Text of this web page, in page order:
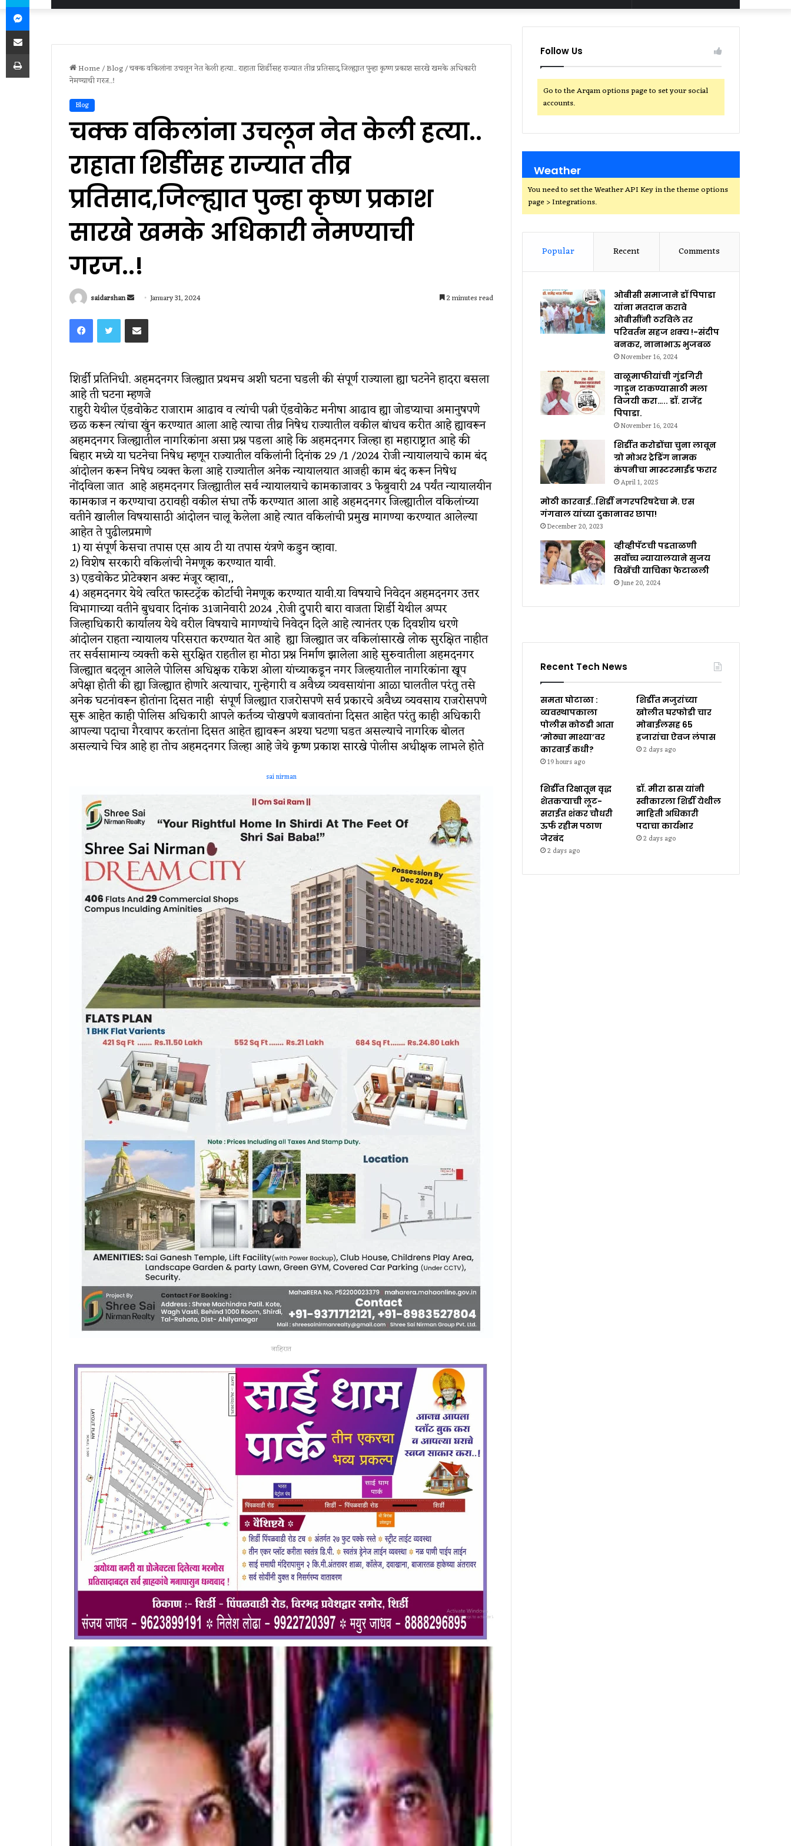
for
Home/Blog/चक्क वकिलांना उचलून नेत केली हत्या.. राहाता शिर्डीसह राज्यात तीव्र प्रतिसाद,जिल्ह्यात पुन्हा कृष्ण प्रकाश सारखे खमके अधिकारी
नेमण्याची गरज..!
Blog
चक्क वकिलांना उचलून नेत केली हत्या..
राहाता शिर्डीसह राज्यात तीव्र
प्रतिसाद,जिल्ह्यात पुन्हा कृष्ण प्रकाश
सारखे खमके अधिकारी नेमण्याची
गरज..!
saidarshan
Send
email
January 31, 2024 2 minutes read
FacebookTwitter Share via Email
शिर्डी प्रतिनिधी. अहमदनगर जिल्ह्यात प्रथमच अशी घटना घडली की संपूर्ण राज्याला ह्या घटनेने हादरा बसला
आहे ती घटना म्हणजे
राहुरी येथील ऍडवोकेट राजाराम आढाव व त्यांची पत्नी ऍडवोकेट मनीषा आढाव ह्या जोडप्याचा अमानुषपणे
छळ करून त्यांचा खुंन करण्यात आला आहे त्याचा तीव्र निषेध राज्यातील वकील बांधव करीत आहे ह्यावरून
अहमदनगर जिल्ह्यातील नागरिकांना असा प्रश्न पडला आहे कि अहमदनगर जिल्हा हा महाराष्ट्रात आहे की
बिहार मध्ये या घटनेचा निषेध म्हणून राज्यातील वकिलांनी दिनांक 29 /1 /2024 रोजी न्यायालयाचे काम बंद
आंदोलन करून निषेध व्यक्त केला आहे राज्यातील अनेक न्यायालयात आजही काम बंद करून निषेध
नोंदविला जात आहे अहमदनगर जिल्ह्यातील सर्व न्यायालयाचे कामकाजावर 3 फेब्रुवारी 24 पर्यंत न्यायालयीन
कामकाज न करण्याचा ठरावही वकील संघा तर्फे करण्यात आला आहे अहमदनगर जिल्ह्यातील वकिलांच्या
वतीने खालील विषयासाठी आंदोलन चालू केलेला आहे त्यात वकिलांची प्रमुख मागण्या करण्यात आलेल्या
आहेत ते पुढीलप्रमाणे
1) या संपूर्ण केसचा तपास एस आय टी या तपास यंत्रणे कडुन व्हावा.
2) विशेष सरकारी वकिलांची नेमणूक करण्यात यावी.
3) एडवोकेट प्रोटेक्शन अक्ट मंजूर व्हावा,,
4) अहमदनगर येथे त्वरित फास्टट्रॅक कोर्टाची नेमणूक करण्यात यावी.या विषयाचे निवेदन अहमदनगर उत्तर
विभागाच्या वतीने बुधवार दिनांक 31जानेवारी 2024 ,रोजी दुपारी बारा वाजता शिर्डी येथील अप्पर
जिल्हाधिकारी कार्यालय येथे वरील विषयाचे मागण्यांचे निवेदन दिले आहे त्यानंतर एक दिवशीय धरणे
आंदोलन राहता न्यायालय परिसरात करण्यात येत आहे ह्या जिल्ह्यात जर वकिलांसारखे लोक सुरक्षित नाहीत
तर सर्वसामान्य व्यक्ती कसे सुरक्षित राहतील हा मोठा प्रश्न निर्माण झालेला आहे सुरुवातीला अहमदनगर
जिल्ह्यात बदलून आलेले पोलिस अधिक्षक राकेश ओला यांच्याकडून नगर जिल्हयातील नागरिकांना खूप
अपेक्षा होती की ह्या जिल्ह्यात होणारे अत्याचार, गुन्हेगारी व अवैध्य व्यवसायांना आळा घालतील परंतु तसे
अनेक घटनांवरून होतांना दिसत नाही संपूर्ण जिल्ह्यात राजरोसपणे सर्व प्रकारचे अवैध्य व्यवसाय राजरोसपणे
सुरू आहेत काही पोलिस अधिकारी आपले कर्तव्य चोखपणे बजावतांना दिसत आहेत परंतु काही अधिकारी
आपल्या पदाचा गैरवापर करतांना दिसत आहेत ह्यावरून अश्या घटणा घडत असल्याचे नागरिक बोलत
असल्याचे चित्र आहे हा तोच अहमदनगर जिल्हा आहे जेथे कृष्ण प्रकाश सारखे पोलीस अधीक्षक लाभले होते
sai nirman
जाहिरात
Follow Us
Go to the Arqam options page to set your social
accounts.
Weather
You need to set the Weather API Key in the theme options
page > Integrations.
Popular Recent Comments
ओबीसी समाजाने डॉ पिपाडा
यांना मतदान करावे
ओबीसींनी ठरविले तर
परिवर्तन सहज शक्य !-संदीप
बनकर, नानाभाऊ भुजबळ
November 16, 2024
वाळूमाफीयांची गुंडगिरी
गाडून टाकण्यासाठी मला
विजयी करा….. डॉ. राजेंद्र
पिपाडा.
November 16, 2024
शिर्डीत करोडोंचा चुना लावून
ग्रो मोअर ट्रेडिंग नामक
कंपनीचा मास्टरमाईंड फरार
April 1, 2025
मोठी कारवाई..शिर्डी नगरपरिषदेचा मे. एस
गंगवाल यांच्या दुकानावर छापा!
December 20, 2023
व्हीव्हीपॅटची पडताळणी
सर्वोच्च न्यायालयाने सुजय
विखेंची याचिका फेटाळली
June 20, 2024
Recent Tech News
समता घोटाळा :
व्यवस्थापकाला
पोलीस कोठडी आता
‘मोठ्या माश्या’वर
कारवाई कधी?
19 hours ago
शिर्डीत मजुरांच्या
खोलीत घरफोडी चार
मोबाईलसह ₹65
हजारांचा ऐवज लंपास
2 days ago
शिर्डीत रिक्षातून वृद्ध
शेतकऱ्याची लूट-
सराईत शंकर चौधरी
ऊर्फ रहीम पठाण
जेरबंद
2 days ago
डॉ. मीरा ढास यांनी
स्वीकारला शिर्डी येथील
माहिती अधिकारी
पदाचा कार्यभार
2 days ago
Messenger
Share via Email